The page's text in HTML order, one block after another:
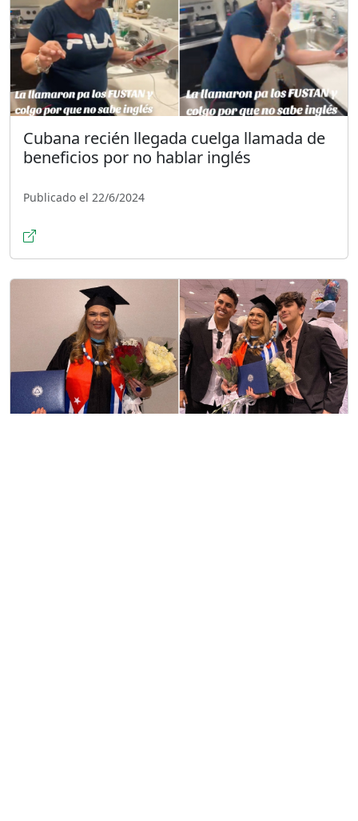
Cubana recién llegada cuelga llamada de
beneficios por no hablar inglés
Publicado el 22/6/2024